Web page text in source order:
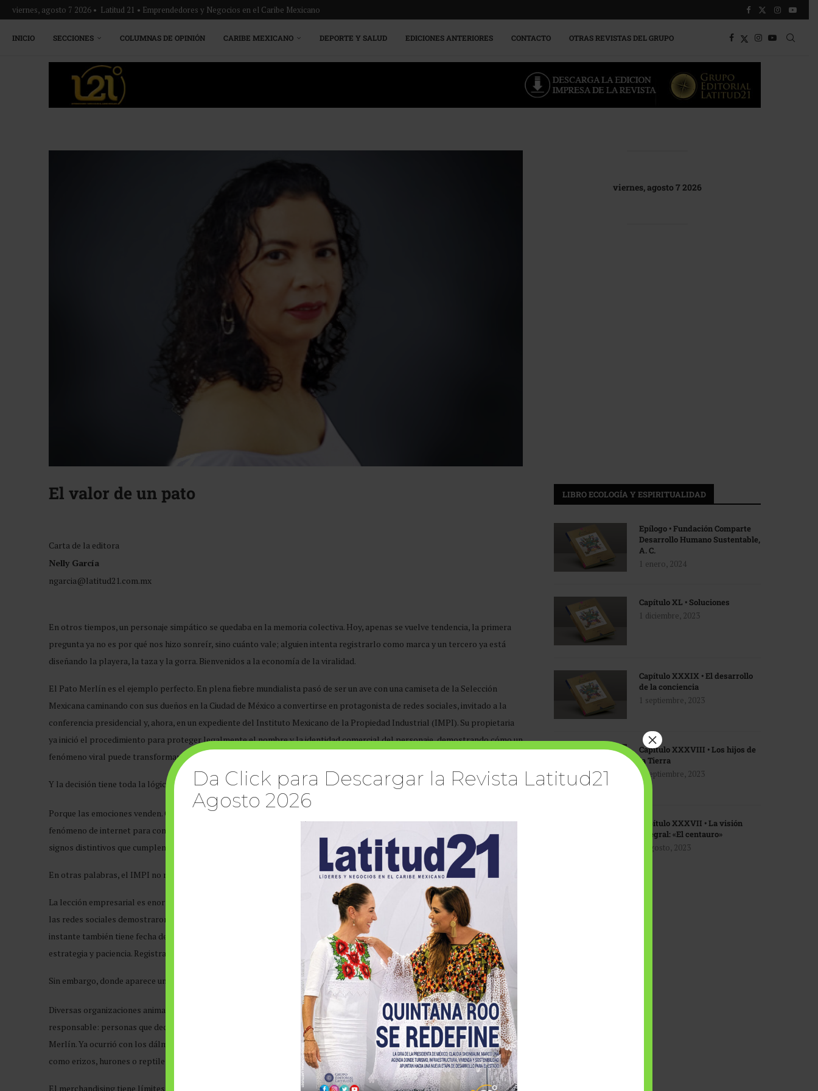
viernes, agosto 7 2026 • Latitud 21 • Emprendedores y Negocios en el Caribe Mexicano
INICIO SECCIONES COLUMNAS DE OPINIÓN CARIBE MEXICANO DEPORTE Y SALUD EDICIONES ANTERIORES CONTACTO OTRAS REVISTAS DEL GRUPO
El valor de un pato
Carta de la editora
Nelly García
ngarcia@latitud21.com.mx
En otros tiempos, un personaje simpático se quedaba en la memoria colectiva. Hoy, apenas se vuelve tendencia, la primera
pregunta ya no es por qué nos hizo sonreír, sino cuánto vale; alguien intenta registrarlo como marca y un tercero ya está
diseñando la playera, la taza y la gorra. Bienvenidos a la economía de la viralidad.
El Pato Merlín es el ejemplo perfecto. En plena fiebre mundialista pasó de ser un ave con una camiseta de la Selección
Mexicana caminando con sus dueños en la Ciudad de México a convertirse en protagonista de redes sociales, invitado a la
conferencia presidencial y, ahora, en un expediente del Instituto Mexicano de la Propiedad Industrial (IMPI). Su propietaria
ya inició el procedimiento para proteger legalmente el nombre y la identidad comercial del personaje, demostrando cómo un
fenómeno viral puede transformarse, en cuestión de días, en un activo económico.
Y la decisión tiene toda la lógica del mundo.
Porque las emociones venden. Cuando un personaje logra instalarse en el imaginario colectivo deja de ser un simple
fenómeno de internet para convertirse en un activo comercial. Ahí entra el IMPI, cuya función es proteger legalmente los
signos distintivos que cumplen con los requisitos establecidos por la ley.
En otras palabras, el IMPI no registra un pato. Registra el valor económico que una historia llegó a construir.
La lección empresarial es enorme. Mientras muchas compañías invierten millones intentando crear una marca memorable,
las redes sociales demostraron que, a veces, basta un instante auténtico para generar un fenómeno nacional. Pero ese
instante también tiene fecha de caducidad. Lo viral corre a la velocidad del algoritmo; la protección legal, en cambio, requiere
estrategia y paciencia. Registrar una marca deja de ser un trámite para convertirse en una decisión de negocios.
Sin embargo, donde aparece una oportunidad económica también suele surgir un debate incómodo.
Diversas organizaciones animalistas han advertido que el éxito del Pato Merlín podría provocar una moda poco
responsable: personas que decidan comprar un pato simplemente porque “se ve bonito” o porque quieren tener su propio
Merlín. Ya ocurrió con los dálmatas tras “101 Dálmatas”, con los huskies después de “Game of Thrones” y con especies
como erizos, hurones o reptiles que un día fueron tendencia y después terminaron en centros de rescate.
El merchandising tiene límites cuando el protagonista respira.
viernes, agosto 7 2026
LIBRO ECOLOGÍA Y ESPIRITUALIDAD
Epílogo • Fundación Comparte
Desarrollo Humano Sustentable,
A. C.
1 enero, 2024
Capítulo XL • Soluciones
1 diciembre, 2023
Capítulo XXXIX • El desarrollo
de la conciencia
1 septiembre, 2023
Capítulo XXXVIII • Los hijos de
la Tierra
1 septiembre, 2023
Capítulo XXXVII • La visión
integral: «El centauro»
1 agosto, 2023
Da Click para Descargar la Revista Latitud21
Agosto 2026
×